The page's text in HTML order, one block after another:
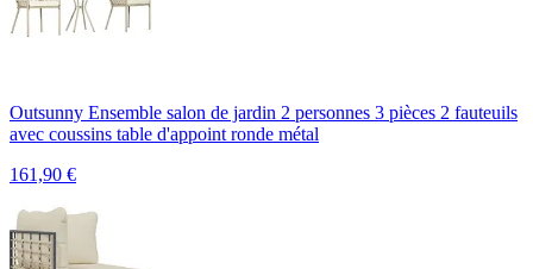
Outsunny Ensemble salon de jardin 2 personnes 3 pièces 2 fauteuils
avec coussins table d'appoint ronde métal
161,90 €